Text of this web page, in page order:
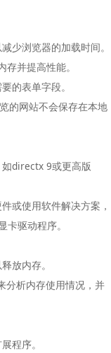
少浏览器的加载时间。
并提高性能。
的表单字段。
的网站不会保存在本地
directx 9或更高版
或使用软件解决方案，
驱动程序。
放内存。
分析内存使用情况，并
程序。